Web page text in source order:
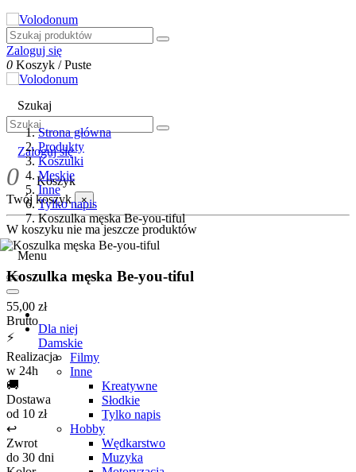
Zaloguj się
0 Koszyk /Puste
Szukaj
Zaloguj się
0
Koszyk
Twój koszyk
×
W koszyku nie ma jeszcze produktów
Menu
Dla niej
Damskie
Filmy
Inne
Kreatywne
Słodkie
Tylko napis
Hobby
Wędkarstwo
Muzyka
Strona główna
Produkty
Koszulki
Męskie
Inne
Tylko napis
Koszulka męska Be-you-tiful
Koszulka męska Be-you-tiful
55,00 zł
Brutto
⚡
Realizacja
w 24h
🚚
Dostawa
od 10 zł
↩️
Zwrot
do 30 dni